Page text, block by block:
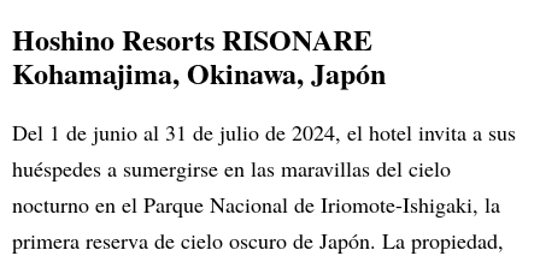
Hoshino Resorts RISONARE
Kohamajima, Okinawa, Japón
Del 1 de junio al 31 de julio de 2024, el hotel invita a sus
huéspedes a sumergirse en las maravillas del cielo
nocturno en el Parque Nacional de Iriomote-Ishigaki, la
primera reserva de cielo oscuro de Japón. La propiedad,